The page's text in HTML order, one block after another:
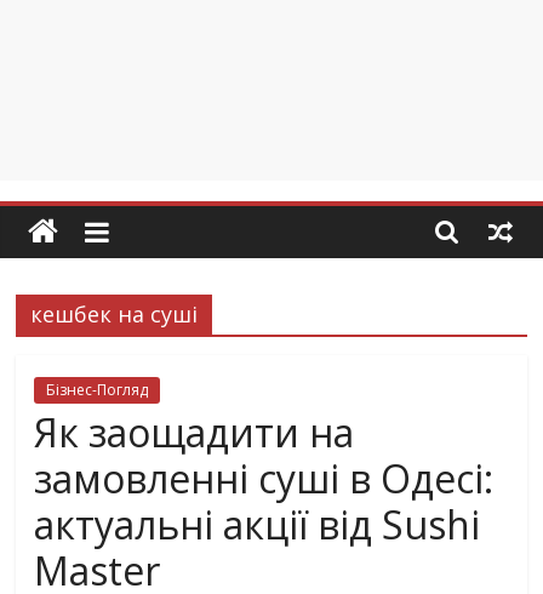
кешбек на суші
Бізнес-Погляд
Як заощадити на
замовленні суші в Одесі:
актуальні акції від Sushi
Master